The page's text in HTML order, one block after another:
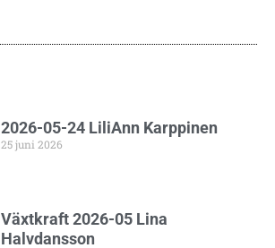
2026-05-24 LiliAnn Karppinen
25 juni 2026
Växtkraft 2026-05 Lina
Halvdansson